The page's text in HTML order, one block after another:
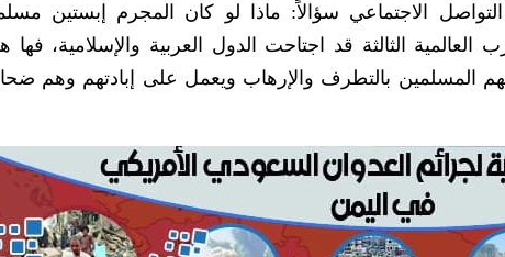
الاجتماعي سؤالاً: ماذا لو كان المجرم إبستين
الثالثة قد اجتاحت الدول العربية والإسلامية، فها
المسلمين بالتطرف والإرهاب ويعمل على إبادتهم وهم